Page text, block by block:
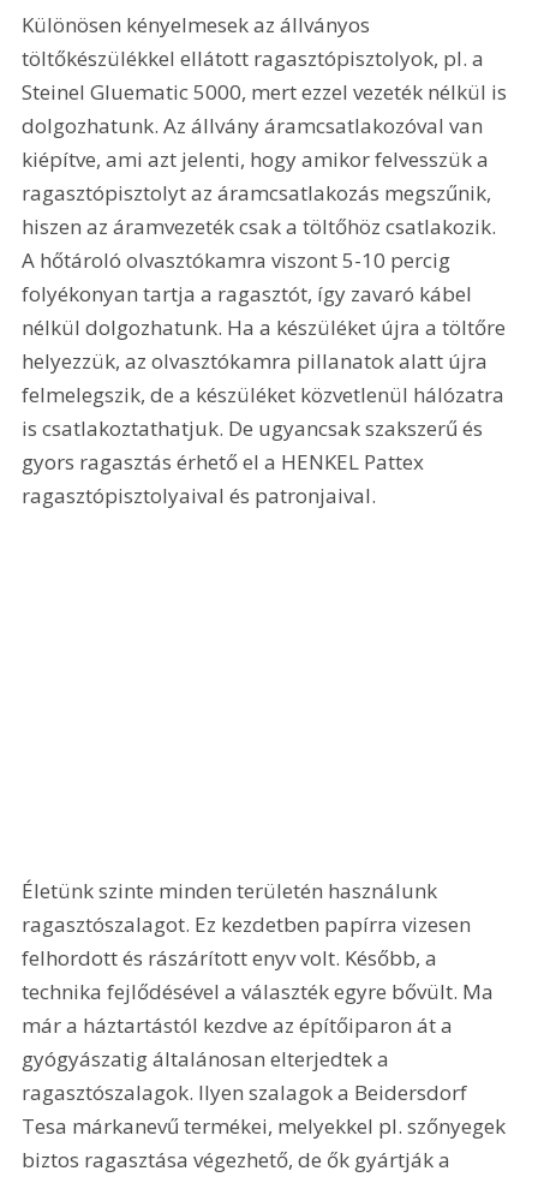
Különösen kényelmesek az állványos
töltőkészülékkel ellátott ragasztópisztolyok, pl. a
Steinel Gluematic 5000, mert ezzel vezeték nélkül is
dolgozhatunk. Az állvány áramcsatlakozóval van
kiépítve, ami azt jelenti, hogy amikor felvesszük a
ragasztópisztolyt az áramcsatlakozás megszűnik,
hiszen az áramvezeték csak a töltőhöz csatlakozik.
A hőtároló olvasztókamra viszont 5-10 percig
folyékonyan tartja a ragasztót, így zavaró kábel
nélkül dolgozhatunk. Ha a készüléket újra a töltőre
helyezzük, az olvasztókamra pillanatok alatt újra
felmelegszik, de a készüléket közvetlenül hálózatra
is csatlakoztathatjuk. De ugyancsak szakszerű és
gyors ragasztás érhető el a HENKEL Pattex
ragasztópisztolyaival és patronjaival.
Életünk szinte minden területén használunk
ragasztószalagot. Ez kezdetben papírra vizesen
felhordott és rászárított enyv volt. Később, a
technika fejlődésével a választék egyre bővült. Ma
már a háztartástól kezdve az építőiparon át a
gyógyászatig általánosan elterjedtek a
ragasztószalagok. Ilyen szalagok a Beidersdorf
Tesa márkanevű termékei, melyekkel pl. szőnyegek
biztos ragasztása végezhető, de ők gyártják a